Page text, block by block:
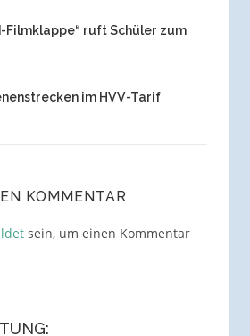
Filmklappe“ ruft Schüler zum
im HVV-Tarif
KOMMENTAR
sein, um einen Kommentar